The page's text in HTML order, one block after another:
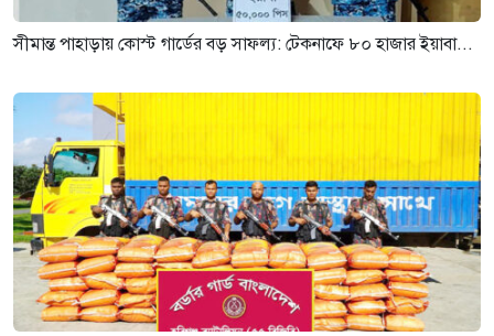
সীমান্ত পাহাড়ায় কোস্ট গার্ডের বড় সাফল্য: টেকনাফে ৮০ হাজার ইয়াবা...